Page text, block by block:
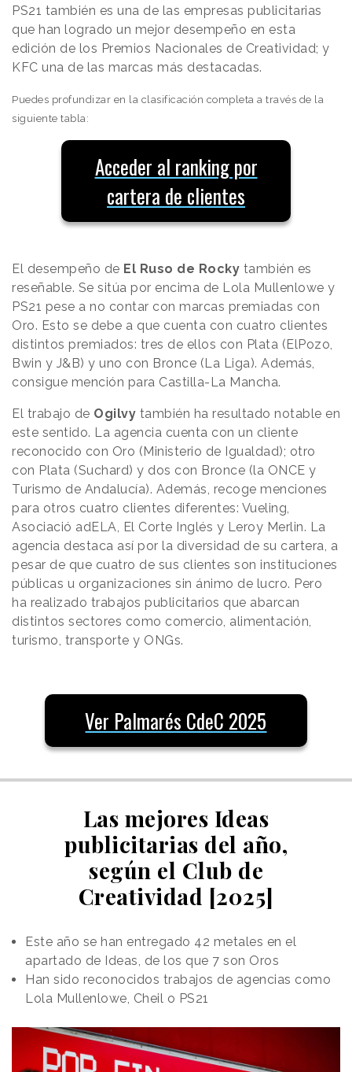
PS21 también es una de las empresas publicitarias
que han logrado un mejor desempeño en esta
edición de los Premios Nacionales de Creatividad; y
KFC una de las marcas más destacadas.
Puedes profundizar en la clasificación completa a través de la
siguiente tabla:
Acceder al ranking por
cartera de clientes
El desempeño de El Ruso de Rocky también es
reseñable. Se sitúa por encima de Lola Mullenlowe y
PS21 pese a no contar con marcas premiadas con
Oro. Esto se debe a que cuenta con cuatro clientes
distintos premiados: tres de ellos con Plata (ElPozo,
Bwin y J&B) y uno con Bronce (La Liga). Además,
consigue mención para Castilla-La Mancha.
El trabajo de Ogilvy también ha resultado notable en
este sentido. La agencia cuenta con un cliente
reconocido con Oro (Ministerio de Igualdad); otro
con Plata (Suchard) y dos con Bronce (la ONCE y
Turismo de Andalucía). Además, recoge menciones
para otros cuatro clientes diferentes: Vueling,
Asociació adELA, El Corte Inglés y Leroy Merlin. La
agencia destaca así por la diversidad de su cartera, a
pesar de que cuatro de sus clientes son instituciones
públicas u organizaciones sin ánimo de lucro. Pero
ha realizado trabajos publicitarios que abarcan
distintos sectores como comercio, alimentación,
turismo, transporte y ONGs.
Ver Palmarés CdeC 2025
Las mejores Ideas
publicitarias del año,
según el Club de
Creatividad [2025]
Este año se han entregado 42 metales en el
apartado de Ideas, de los que 7 son Oros
Han sido reconocidos trabajos de agencias como
Lola Mullenlowe, Cheil o PS21